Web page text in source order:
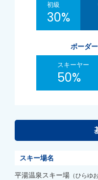
初級
30%
ボーダ
スキーヤー
50%
スキー場名
平湯温泉スキー場 （ひらゆ